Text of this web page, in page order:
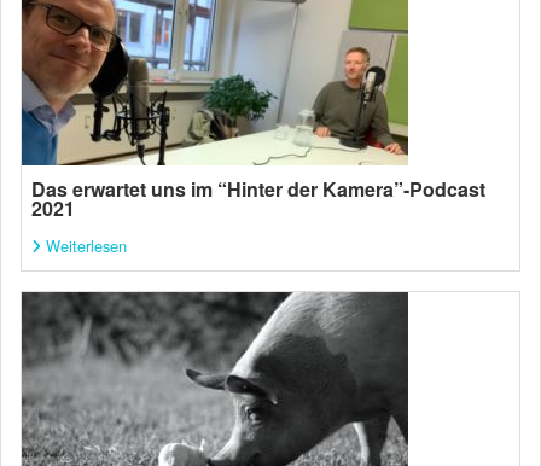
Das erwartet uns im “Hinter der Kamera”-Podcast
2021
Weiterlesen